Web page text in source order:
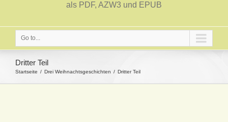
als PDF, AZW3 und EPUB
Go to...
Dritter Teil
Startseite Drei Weihnachtsgeschichten Dritter Teil